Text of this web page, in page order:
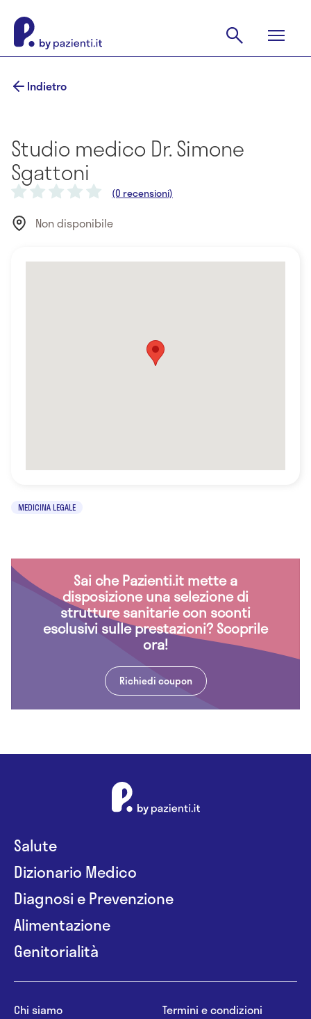
Indietro
Studio medico Dr. Simone
Sgattoni
(0 recensioni)
Non disponibile
MEDICINA LEGALE
Sai che Pazienti.it mette a
disposizione una selezione di
strutture sanitarie con sconti
esclusivi sulle prestazioni? Scoprile
ora!
Richiedi coupon
Salute
Dizionario Medico
Diagnosi e Prevenzione
Alimentazione
Genitorialità
Chi siamo
Termini e condizioni